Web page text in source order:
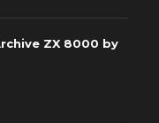
ZX 8000 by